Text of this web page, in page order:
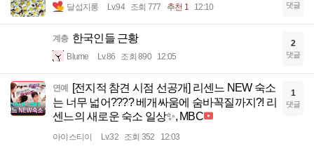
달섭지롱 Lv.94 조회 777 추천 1 12:10 댓글
계층 한국인들 근황
Blume Lv.86 조회 890 12:05
2
댓글
연예
[전지적 참견 시점 선공개] 리센느 NEW 숙소
는 너무 넓어???? 베개싸움에 숨바꼭질까지?! 리
센느의 새로운 숙소 일상✨, MBC
아이스티이 Lv.32 조회 352 12:03
1
댓글